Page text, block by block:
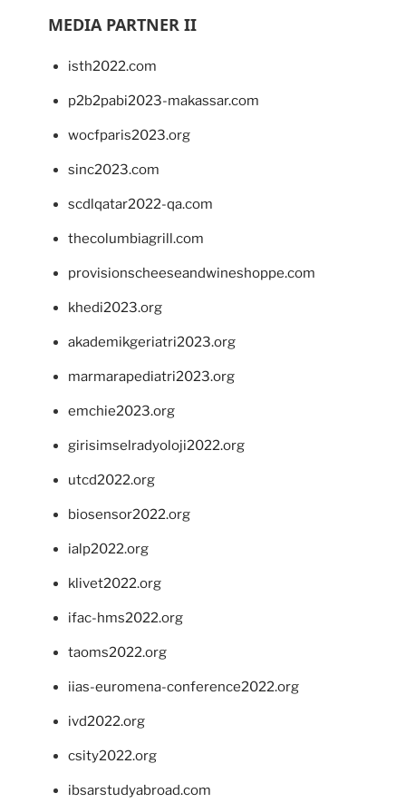
MEDIA PARTNER II
isth2022.com
p2b2pabi2023-makassar.com
wocfparis2023.org
sinc2023.com
scdlqatar2022-qa.com
thecolumbiagrill.com
provisionscheeseandwineshoppe.com
khedi2023.org
akademikgeriatri2023.org
marmarapediatri2023.org
emchie2023.org
girisimselradyoloji2022.org
utcd2022.org
biosensor2022.org
ialp2022.org
klivet2022.org
ifac-hms2022.org
taoms2022.org
iias-euromena-conference2022.org
ivd2022.org
csity2022.org
ibsarstudyabroad.com